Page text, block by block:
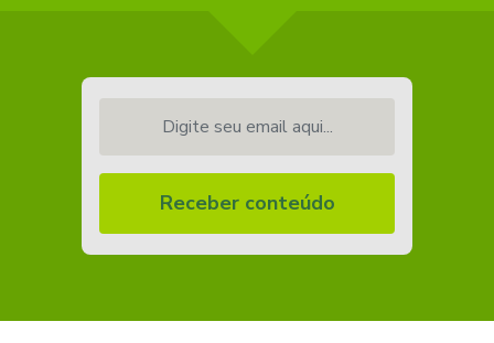
Receber conteúdo